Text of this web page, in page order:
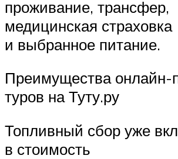
проживание, трансфер,
медицинская страховка
и выбранное питание.
Преимущества онлайн-
туров на Туту.ру
Топливный сбор уже
в стоимость